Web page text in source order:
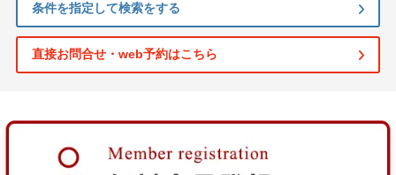
条件を指定して検索をする
直接お問合せ・web予約はこちら